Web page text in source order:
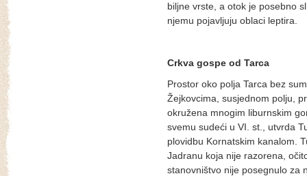
biljne vrste, a otok je posebno
njemu pojavljuju oblaci leptira.
Crkva gospe od Tarca
Prostor oko polja Tarca bez
Žejkovcima, susjednom polju,
okružena mnogim liburnskim
svemu sudeći u VI. st., utvrda
plovidbu Kornatskim kanalom.
Jadranu koja nije razorena,
stanovništvo nije posegnulo za